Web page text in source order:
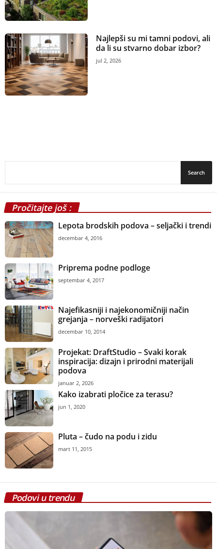
Najlepši su mi tamni podovi, ali
da li su stvarno dobar izbor?
jul 2, 2026
Pročitajte još :
Lepota brodskih podova – seljački i trendi
decembar 4, 2016
Priprema podne podloge
septembar 4, 2017
Najefikasniji i najekonomičniji način
grejanja – norveški radijatori
decembar 10, 2014
Projekat: DraftStudio – Svaki korak
inspiracija: dizajn i prirodni materijali
podova
januar 2, 2026
Kako izabrati pločice za terasu?
jun 1, 2020
Pluta – čudo na podu i zidu
mart 11, 2015
Podovi u trendu